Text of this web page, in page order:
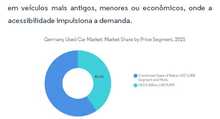
em veículos mais antigos, menores ou econômicos, onde a
acessibilidade impulsiona a demanda.